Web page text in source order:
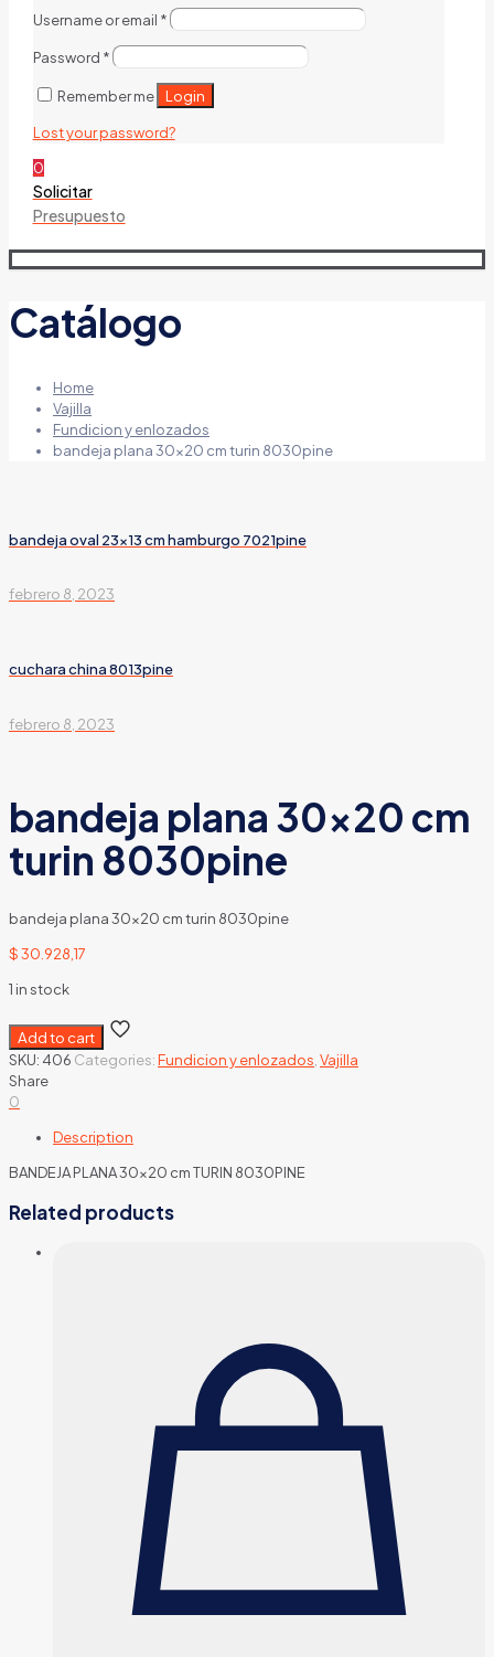
Username or email *
Password *
Remember me Login
Lost your password?
0
Solicitar
Presupuesto
Catálogo
Home
Vajilla
Fundicion y enlozados
bandeja plana 30×20 cm turin 8030pine
bandeja oval 23×13 cm hamburgo 7021pine
febrero 8, 2023
cuchara china 8013pine
febrero 8, 2023
bandeja plana 30×20 cm
turin 8030pine
bandeja plana 30×20 cm turin 8030pine
$30.928,17
1 in stock
Add to cart
SKU: 406 Categories:Fundicion y enlozados Vajilla
Share
0
Description
BANDEJA PLANA 30×20 cm TURIN 8030PINE
Related products